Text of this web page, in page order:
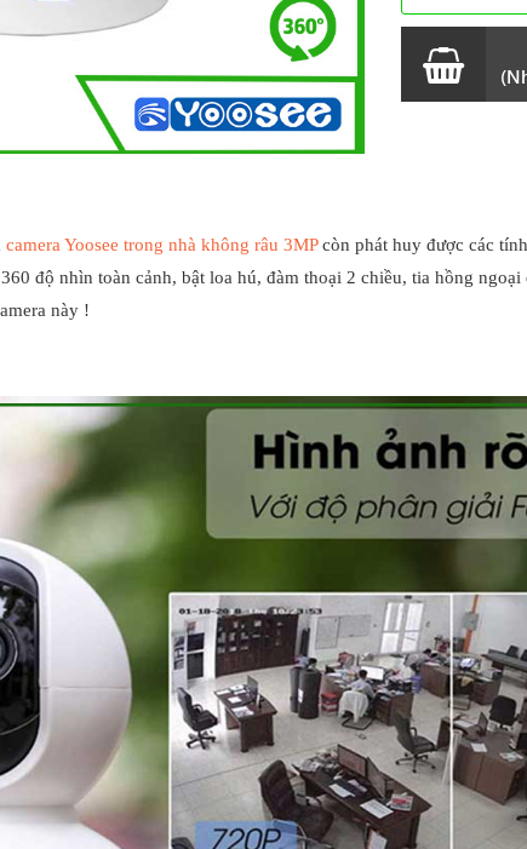
camera Yoosee trong nhà không râu 3MPcòn phát huy được các
độ nhìn toàn cảnh, bật loa hú, đàm thoại 2 chiều, tia hồng
này !